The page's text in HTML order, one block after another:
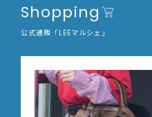
Shopping
公式通販「LEEマルシェ」